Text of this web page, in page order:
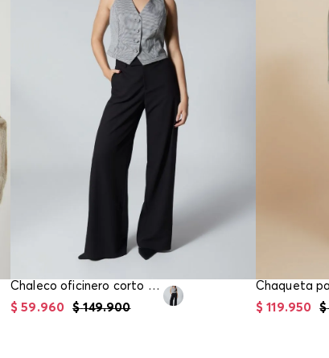
Chaleco oficinero corto para mujer
$ 149.900
$ 59.960 $
$ 119.950